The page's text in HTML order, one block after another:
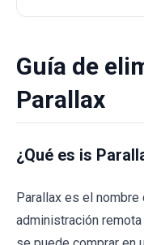
Guía de
Parallax
¿Qué es is
Parallax es el nombre
administración